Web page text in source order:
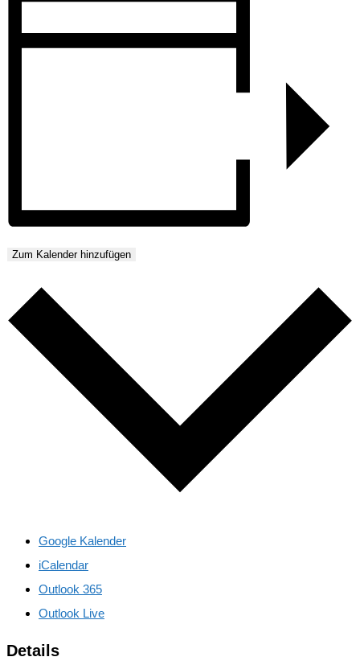
Zum Kalender hinzufügen
Google Kalender
iCalendar
Outlook 365
Outlook Live
Details